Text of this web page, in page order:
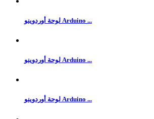
لوحة أوردوينو Arduino ...
لوحة أوردوينو Arduino ...
لوحة أوردوينو Arduino ...